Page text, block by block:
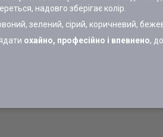
надовго зберігає колір.
зелений, сірий, коричневий,
охайно, професійно і впевнено,